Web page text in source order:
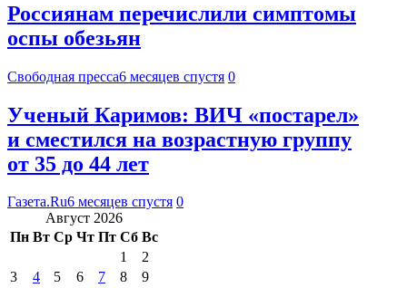
Россиянам перечислили симптомы
оспы обезьян
Свободная пресса6 месяцев спустя 0
Ученый Каримов: ВИЧ «постарел»
и сместился на возрастную группу
от 35 до 44 лет
Газета.Ru6 месяцев спустя 0
Август 2026
Пн Вт Ср Чт Пт Сб Вс
1
2
3
4 5 6 7 8
9